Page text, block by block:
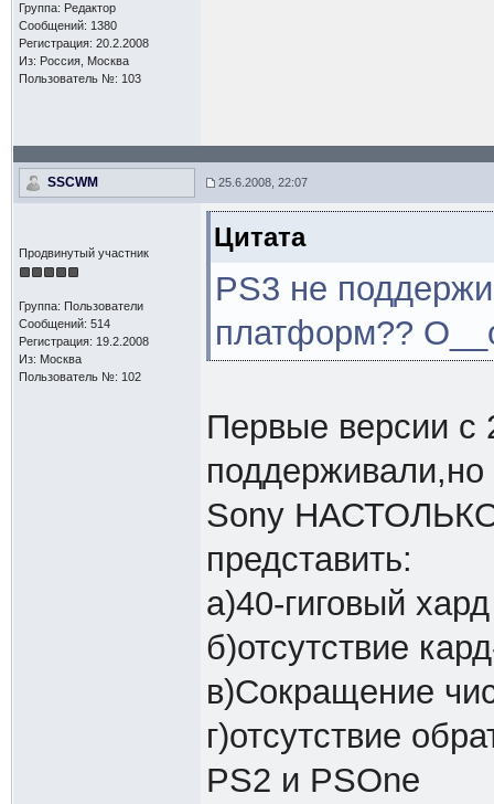
Группа: Редактор
Сообщений: 1380
Регистрация: 20.2.2008
Из: Россия, Москва
Пользователь №: 103
SSCWM 25.6.2008, 22:07
Продвинутый участник
Группа: Пользователи
Сообщений: 514
Регистрация: 19.2.2008
Из: Москва
Пользователь №: 102
Цитата
PS3 не
платформ??
Первые версии с
поддерживали,но
Sony НАСТОЛЬКО
представить:
а)40-гиговый хард
б)отсутствие
в)Сокращение
г)отсутствие
PS2 и PSOne